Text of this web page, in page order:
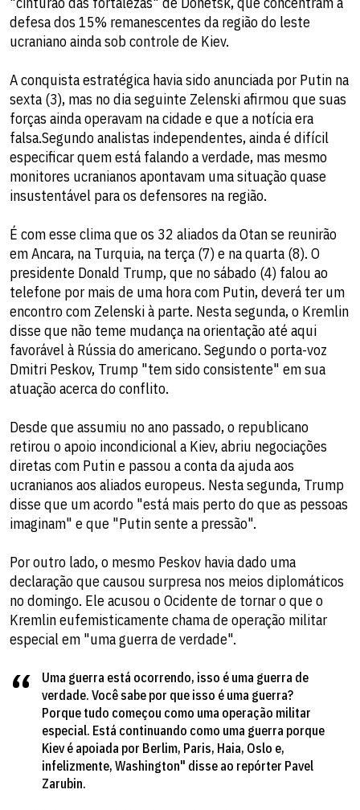
defesa dos 15% remanescentes da região do leste
ucraniano ainda sob controle de Kiev.
A conquista estratégica havia sido anunciada por Putin na
sexta (3), mas no dia seguinte Zelenski afirmou que suas
forças ainda operavam na cidade e que a notícia era
falsa.Segundo analistas independentes, ainda é difícil
especificar quem está falando a verdade, mas mesmo
monitores ucranianos apontavam uma situação quase
insustentável para os defensores na região.
É com esse clima que os 32 aliados da Otan se reunirão
em Ancara, na Turquia, na terça (7) e na quarta (8). O
presidente Donald Trump, que no sábado (4) falou ao
telefone por mais de uma hora com Putin, deverá ter um
encontro com Zelenski à parte. Nesta segunda, o Kremlin
disse que não teme mudança na orientação até aqui
favorável à Rússia do americano. Segundo o porta-voz
Dmitri Peskov, Trump "tem sido consistente" em sua
atuação acerca do conflito.
Desde que assumiu no ano passado, o republicano
retirou o apoio incondicional a Kiev, abriu negociações
diretas com Putin e passou a conta da ajuda aos
ucranianos aos aliados europeus. Nesta segunda, Trump
disse que um acordo "está mais perto do que as pessoas
imaginam" e que "Putin sente a pressão".
Por outro lado, o mesmo Peskov havia dado uma
declaração que causou surpresa nos meios diplomáticos
no domingo. Ele acusou o Ocidente de tornar o que o
Kremlin eufemisticamente chama de operação militar
especial em "uma guerra de verdade".
Uma guerra está ocorrendo, isso é uma guerra de
verdade. Você sabe por que isso é uma guerra?
Porque tudo começou como uma operação militar
especial. Está continuando como uma guerra porque
Kiev é apoiada por Berlim, Paris, Haia, Oslo e,
infelizmente, Washington" disse ao repórter Pavel
Zarubin.